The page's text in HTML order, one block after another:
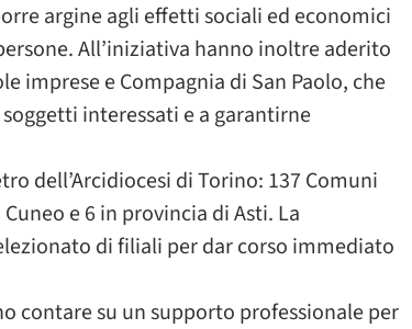
argine agli effetti sociali ed economici
All’iniziativa hanno inoltre aderito
imprese e Compagnia di San Paolo, che
interessati e a garantirne
dell’Arcidiocesi di Torino: 137 Comuni
e 6 in provincia di Asti. La
di filiali per dar corso immediato
contare su un supporto professionale per